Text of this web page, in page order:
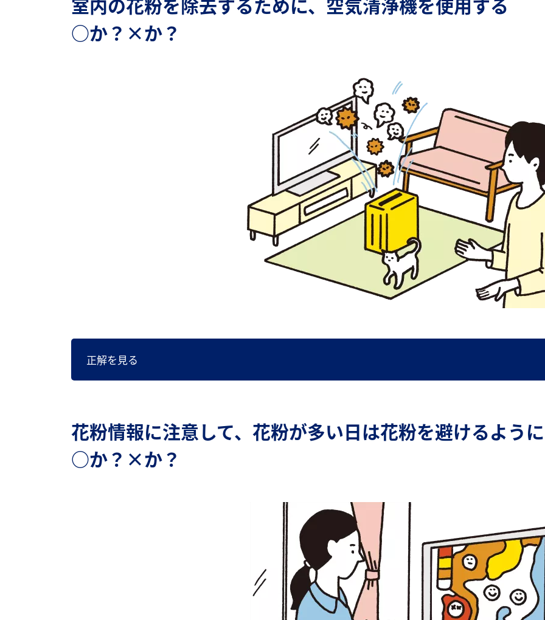
○か？×か？
正解を見る
花粉情報に注意して、花粉が多い日は花粉を避けるよう
○か？×か？